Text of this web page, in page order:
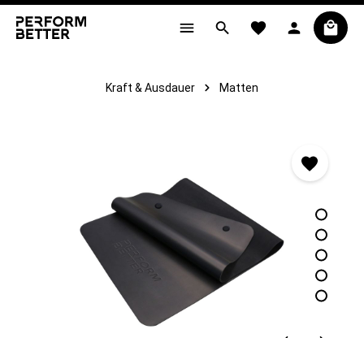
springen
Kraft & Ausdauer Matten